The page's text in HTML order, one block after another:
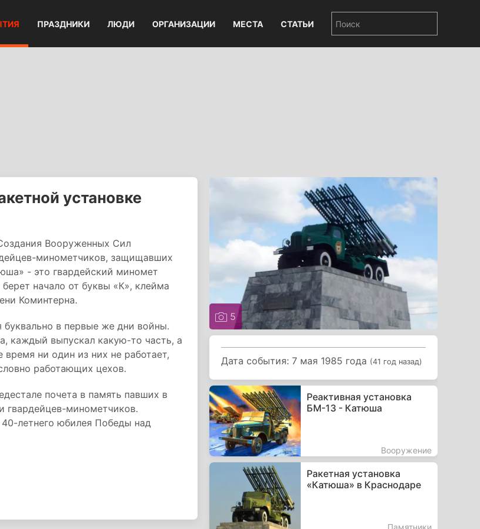
ПРАЗДНИКИ ЛЮДИ ОРГАНИЗАЦИИ МЕСТА СТАТЬИ
установке
Вооруженных Сил
минометчиков, защищавших
- это гвардейский миномет
начало от буквы «К», клейма
Коминтерна.
буквально в первые же дни войны.
каждый выпускал какую-то часть, а
ни один из них не работает,
работающих цехов.
почета в память павших в
гвардейцев-минометчиков.
летнего юбилея Победы над
5
Дата события: 7 мая 1985 года (41 год назад)
Реактивная установка
БМ-13 - Катюша
Вооружение
Ракетная установка
«Катюша» в Краснодаре
Памятники